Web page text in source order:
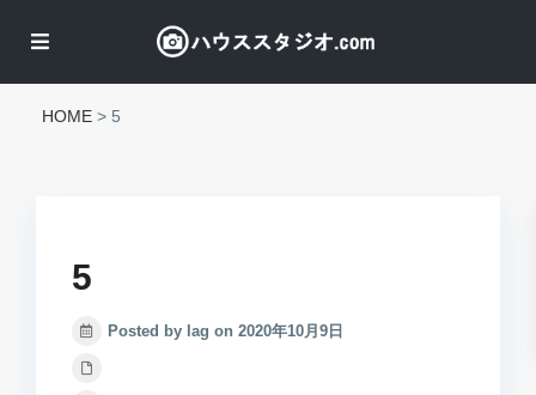
HOME > 5
5
Posted by lag on 2020年10月9日